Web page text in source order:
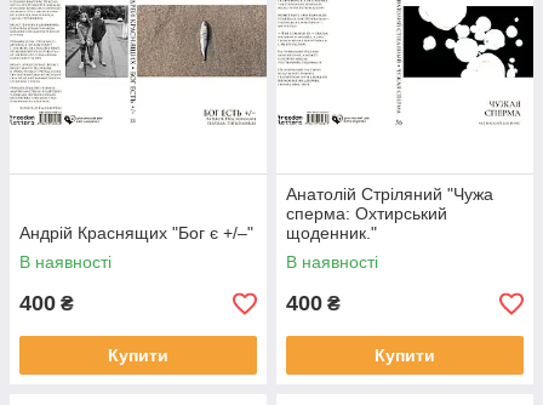
Андрій Краснящих "Бог є +/–"
В наявності
400 ₴
Купити
Анатолій Стріляний "Чужа
сперма: Охтирський
щоденник."
В наявності
400 ₴
Купити